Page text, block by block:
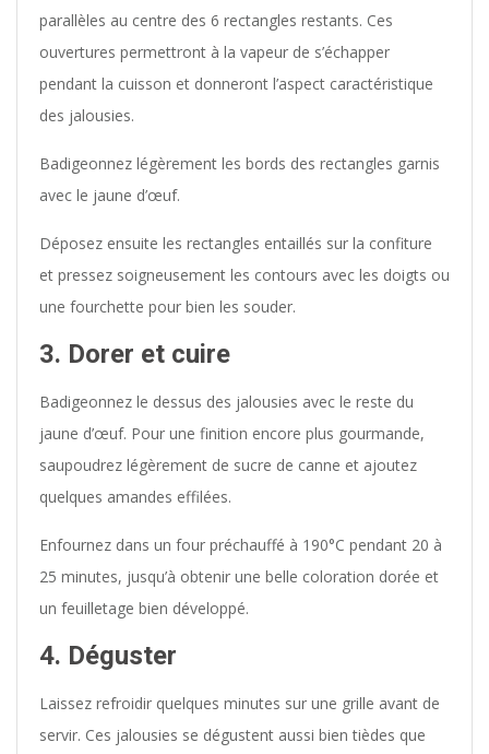
parallèles au centre des 6 rectangles restants. Ces
ouvertures permettront à la vapeur de s’échapper
pendant la cuisson et donneront l’aspect caractéristique
des jalousies.
Badigeonnez légèrement les bords des rectangles garnis
avec le jaune d’œuf.
Déposez ensuite les rectangles entaillés sur la confiture
et pressez soigneusement les contours avec les doigts ou
une fourchette pour bien les souder.
3. Dorer et cuire
Badigeonnez le dessus des jalousies avec le reste du
jaune d’œuf. Pour une finition encore plus gourmande,
saupoudrez légèrement de sucre de canne et ajoutez
quelques amandes effilées.
Enfournez dans un four préchauffé à 190°C pendant 20 à
25 minutes, jusqu’à obtenir une belle coloration dorée et
un feuilletage bien développé.
4. Déguster
Laissez refroidir quelques minutes sur une grille avant de
servir. Ces jalousies se dégustent aussi bien tièdes que